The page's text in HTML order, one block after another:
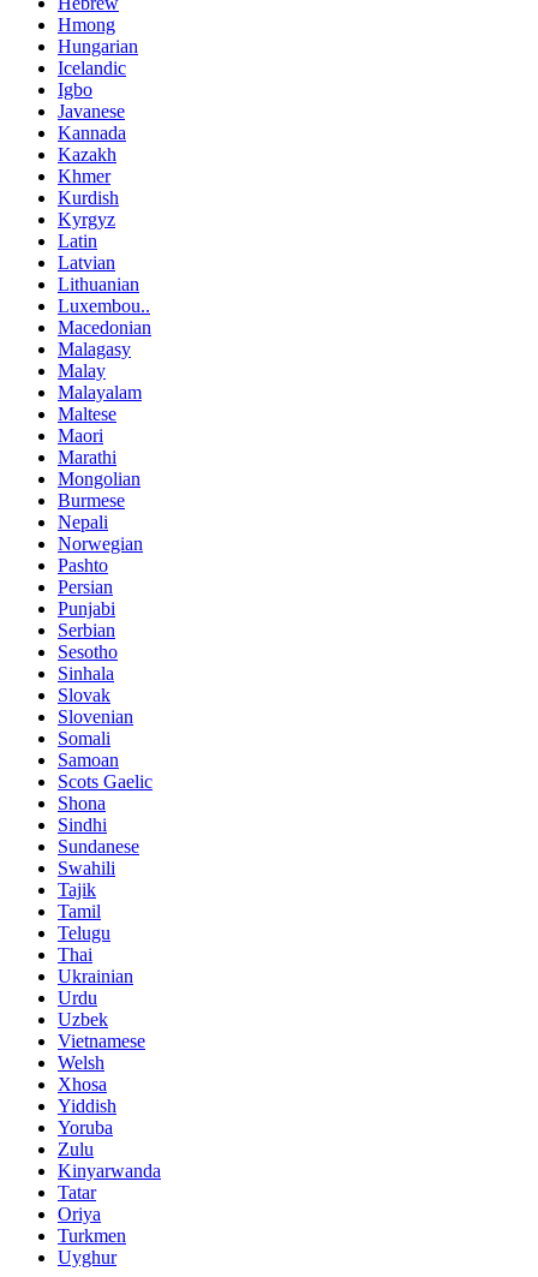
Hmong
Hungarian
Icelandic
Igbo
Javanese
Kannada
Kazakh
Khmer
Kurdish
Kyrgyz
Latin
Latvian
Lithuanian
Luxembou..
Macedonian
Malagasy
Malay
Malayalam
Maltese
Maori
Marathi
Mongolian
Burmese
Nepali
Norwegian
Pashto
Persian
Punjabi
Serbian
Sesotho
Sinhala
Slovak
Slovenian
Somali
Samoan
Scots Gaelic
Shona
Sindhi
Sundanese
Swahili
Tajik
Tamil
Telugu
Thai
Ukrainian
Urdu
Uzbek
Vietnamese
Welsh
Xhosa
Yiddish
Yoruba
Zulu
Kinyarwanda
Tatar
Oriya
Turkmen
Uyghur